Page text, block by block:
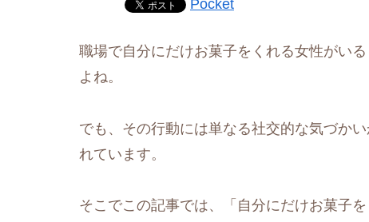
Pocket
職場で自分にだけお菓子をくれる女性がい
よね。
でも、その行動には単なる社交的な気づか
れています。
そこでこの記事では、「自分にだけお菓子